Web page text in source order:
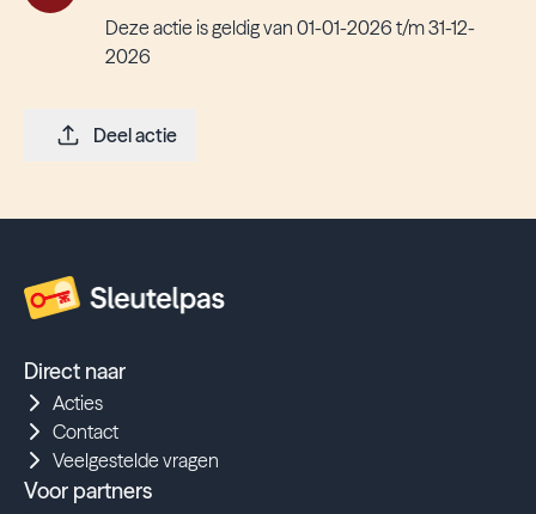
Deze actie is geldig van 01-01-2026 t/m 31-12-
2026
Deel actie
Direct naar
Acties
Contact
Veelgestelde vragen
Voor partners